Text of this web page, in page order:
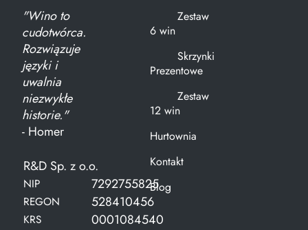
"Wino to
cudotwórca.
Rozwiązuje
języki i
uwalnia
niezwykłe
historie."
- Homer
R&D Sp. z o.o.
NIP 7292755825
REGON 528410456
KRS 0001084540
Zestaw
6 win
Skrzynki
Prezentowe
Zestaw
12 win
Hurtownia
Kontakt
Blog